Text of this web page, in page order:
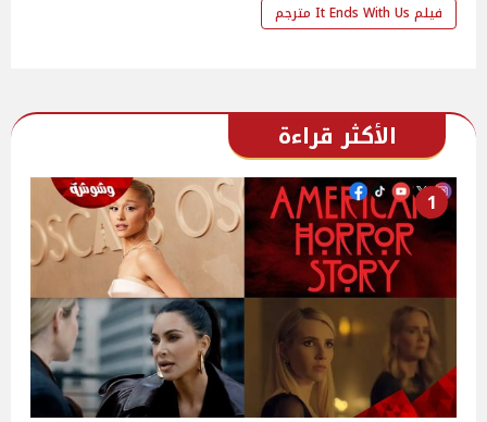
فيلم It Ends With Us مترجم
الأكثر قراءة
1